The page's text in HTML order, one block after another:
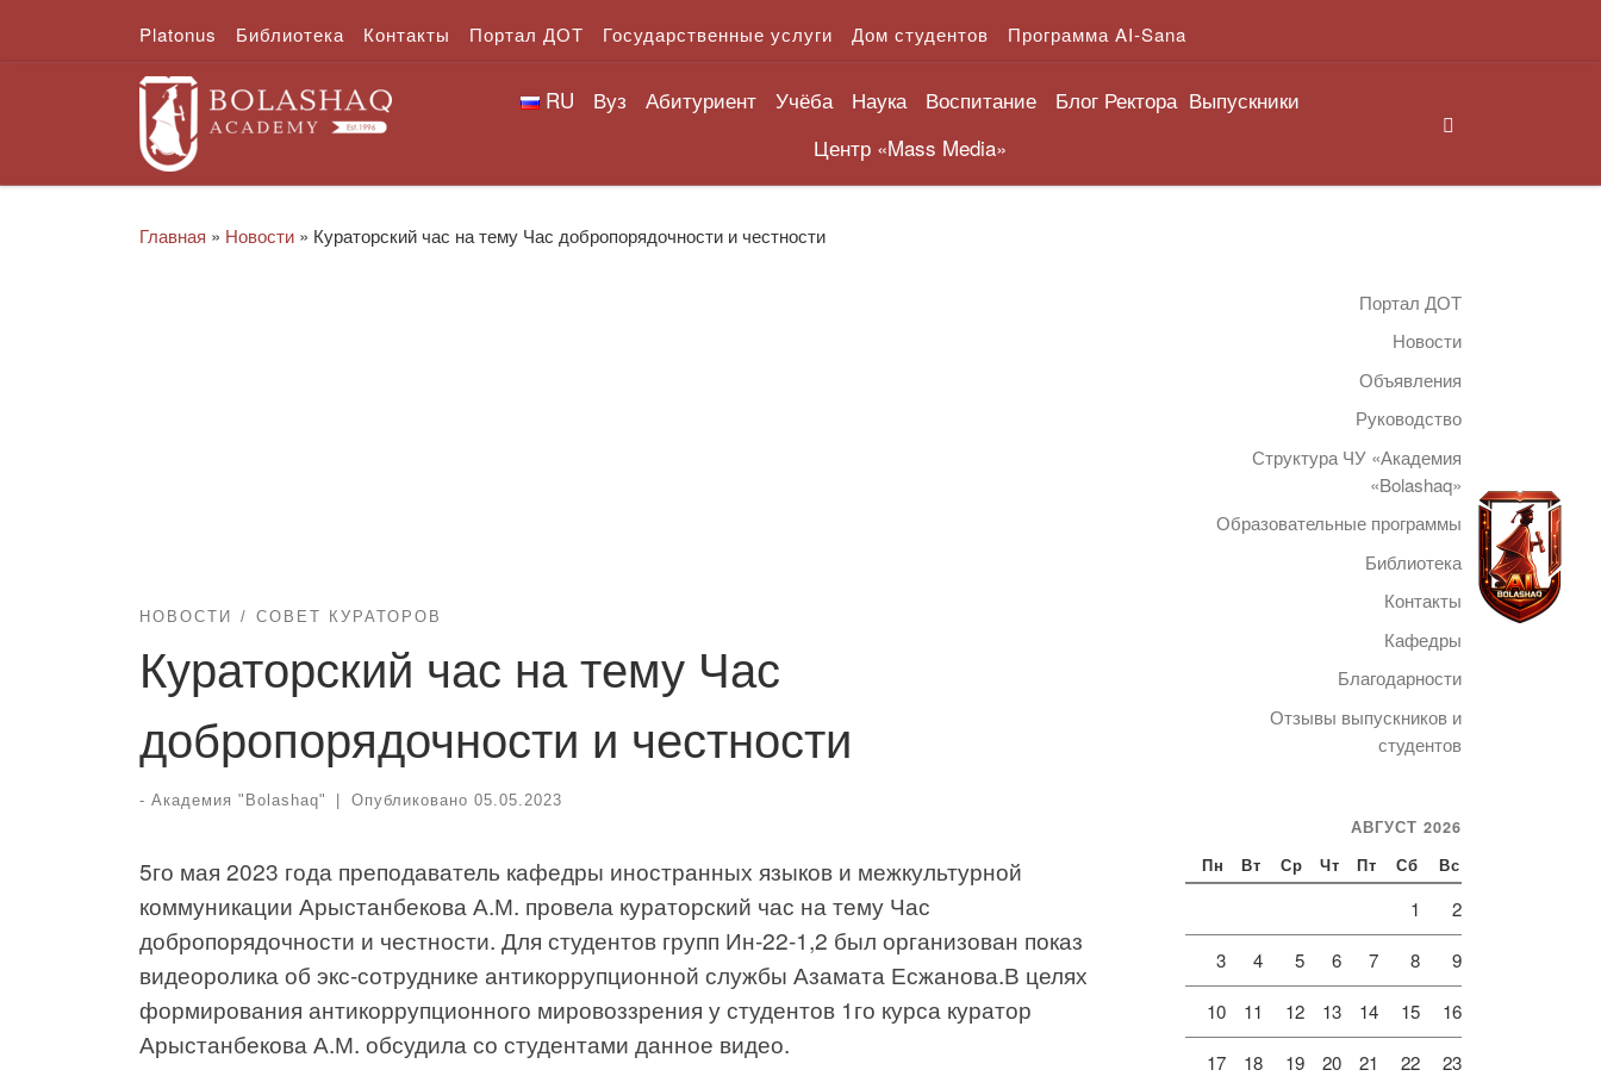
Перейти к содержимому
Platonus Библиотека Контакты Портал ДОТ Государственные услуги Дом студентов Программа AI-Sana
RU Вуз Абитуриент Учёба Наука Воспитание Блог Ректора Выпускники
Центр «Mass Media»
Главная » Новости » Кураторский час на тему Час добропорядочности и честности
НОВОСТИ СОВЕТ КУРАТОРОВ
Кураторский час на тему Час
добропорядочности и честности
- Академия "Bolashaq" Опубликовано 05.05.2023
5го мая 2023 года преподаватель кафедры иностранных языков и межкультурной
коммуникации Арыстанбекова А.М. провела кураторский час на тему Час
добропорядочности и честности. Для студентов групп Ин-22-1,2 был организован показ
видеоролика об экс-сотруднике антикоррупционной службы Азамата Есжанова.В целях
формирования антикоррупционного мировоззрения у студентов 1го курса куратор
Арыстанбекова А.М. обсудила со студентами данное видео.
Портал ДОТ
Новости
Объявления
Руководство
Структура ЧУ «Академия
«Bolashaq»
Образовательные программы
Библиотека
Контакты
Кафедры
Благодарности
Отзывы выпускников и
студентов
АВГУСТ 2026
Пн Вт Ср Чт Пт Сб Вс
1 2
3 4 5 6 7 8 9
10 11 12 13 14 15 16
17 18 19 20 21 22 23